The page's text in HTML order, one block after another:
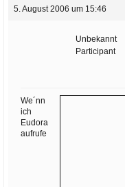
5. August 2006 um 15:46
Unbekannt
Participant
We´nn
ich
Eudora
aufrufe
bereithält!
GMail, Thunderbird
oder auch
Ihre E-Mail
Adresse:
E-Mail